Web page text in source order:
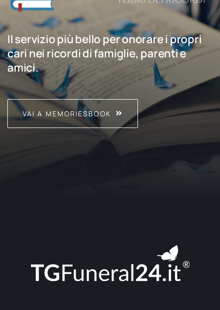
Il servizio più bello per onorare i propri
cari nei ricordi di famiglie, parenti e
amici.
VAI A MEMORIESBOOK